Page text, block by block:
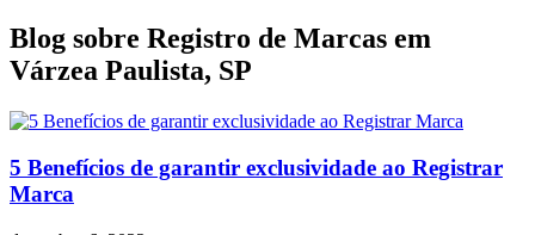
Blog sobre Registro de Marcas em
Várzea Paulista, SP
5 Benefícios de garantir exclusividade ao Registrar
Marca